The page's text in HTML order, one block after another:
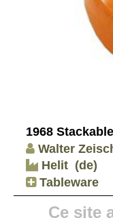
1968
Walter
Helit (de)
Tableware
Ce site